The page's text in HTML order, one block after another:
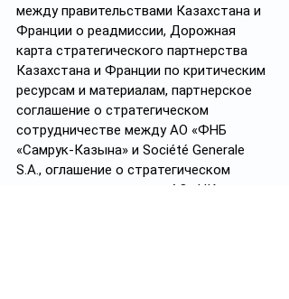
между правительствами Казахстана и
Франции о реадмиссии, Дорожная
карта стратегического партнерства
Казахстана и Франции по критическим
ресурсам и материалам, партнерское
соглашение о стратегическом
сотрудничестве между АО «ФНБ
«Самрук-Казына» и Société Generale
S.A., оглашение о стратегическом
сотрудничестве между АО «НК